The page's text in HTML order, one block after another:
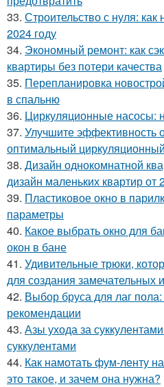
33. Строительство с нуля:
2024 году
34. Экономный ремонт: как
квартиры без потери качества
35. Перепланировка
в спальню
36. Циркуляционные насосы:
37. Улучшите эффективность
оптимальный
38. Дизайн однокомнатной
дизайн маленьких квартир от
39. Пластиковое окно в
параметры
40. Какое выбрать окно для
окон в бане
41. Удивительные трюки,
для создания замечательных
42. Выбор бруса для лаг
рекомендации
43. Азы ухода за
суккулентами
44. Как намотать фум-ленту
это такое, и зачем она нужна?